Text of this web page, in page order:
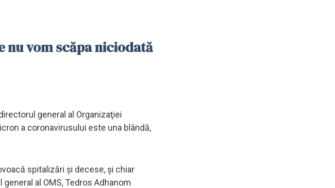
nu vom scăpa niciodată
general al Organizaţiei
a coronavirusului este una blândă,
spitalizări şi decese, şi chiar
al OMS, Tedros Adhanom